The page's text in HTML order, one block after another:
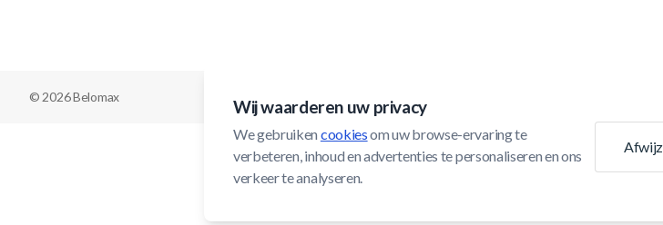
Wij waarderen uw privacy
We gebruiken cookies om uw browse-ervaring te
verbeteren, inhoud en advertenties te personaliseren en ons
verkeer te analyseren.
© 2026 Belomax